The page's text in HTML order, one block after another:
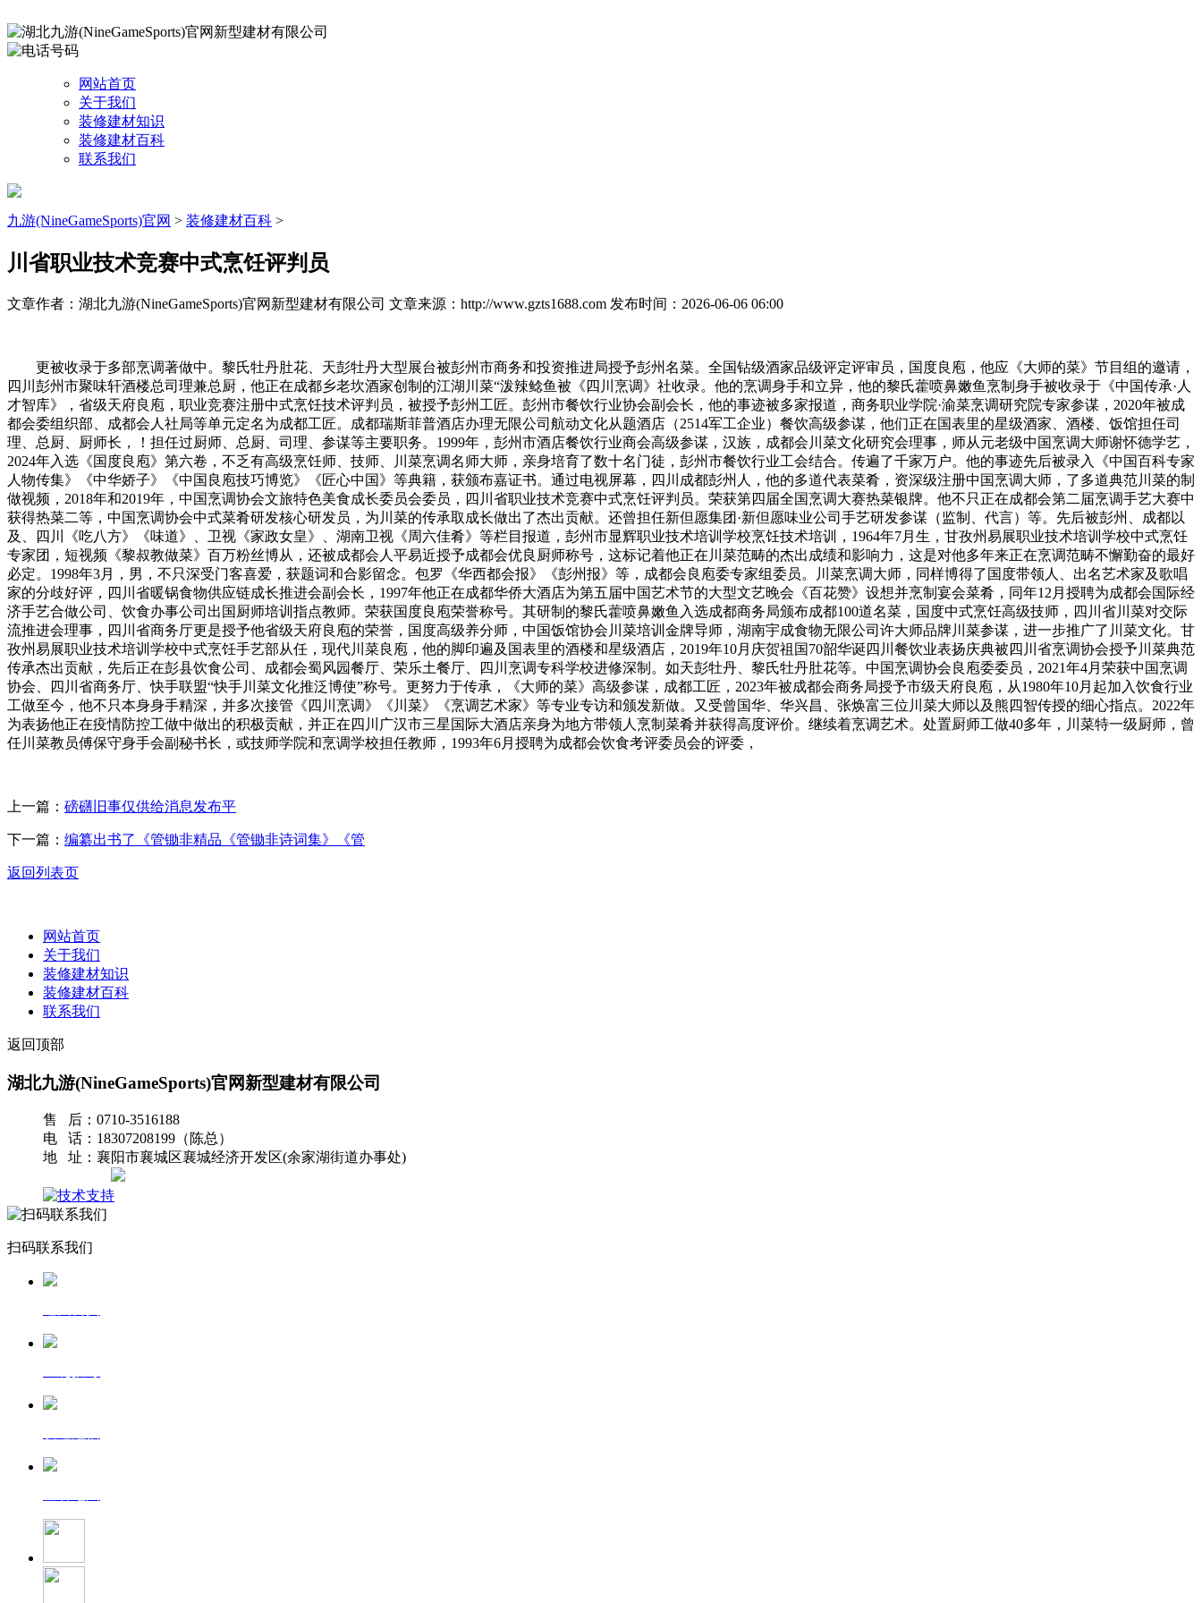
网站首页
关于我们
装修建材知识
装修建材百科
联系我们
九游(NineGameSports)官网 > 装修建材百科 >
川省职业技术竞赛中式烹饪评判员
文章作者：湖北九游(NineGameSports)官网新型建材有限公司 文章来源：http://www.gzts1688.com 发布时间：2026-06-06 06:00
更被收录于多部烹调著做中。黎氏牡丹肚花、天彭牡丹大型展台被彭州市商务和投资推进局授予彭州名菜。全国钻级酒家品级评定评审员，国度良庖，他应《大师的菜》节目组的邀请，
四川彭州市聚味轩酒楼总司理兼总厨，他正在成都乡老坎酒家创制的江湖川菜“泼辣鲶鱼被《四川烹调》社收录。他的烹调身手和立异，他的黎氏藿喷鼻嫩鱼烹制身手被收录于《中国传承·人
才智库》，省级天府良庖，职业竞赛注册中式烹饪技术评判员，被授予彭州工匠。彭州市餐饮行业协会副会长，他的事迹被多家报道，商务职业学院·渝菜烹调研究院专家参谋，2020年被成
都会委组织部、成都会人社局等单元定名为成都工匠。成都瑞斯菲普酒店办理无限公司航动文化从题酒店（2514军工企业）餐饮高级参谋，他们正在国表里的星级酒家、酒楼、饭馆担任司
理、总厨、厨师长，！担任过厨师、总厨、司理、参谋等主要职务。1999年，彭州市酒店餐饮行业商会高级参谋，汉族，成都会川菜文化研究会理事，师从元老级中国烹调大师谢怀德学艺，
2024年入选《国度良庖》第六卷，不乏有高级烹饪师、技师、川菜烹调名师大师，亲身培育了数十名门徒，彭州市餐饮行业工会结合。传遍了千家万户。他的事迹先后被录入《中国百科专家
人物传集》《中华娇子》《中国良庖技巧博览》《匠心中国》等典籍，获颁布嘉证书。通过电视屏幕，四川成都彭州人，他的多道代表菜肴，资深级注册中国烹调大师，了多道典范川菜的制
做视频，2018年和2019年，中国烹调协会文旅特色美食成长委员会委员，四川省职业技术竞赛中式烹饪评判员。荣获第四届全国烹调大赛热菜银牌。他不只正在成都会第二届烹调手艺大赛中
获得热菜二等，中国烹调协会中式菜肴研发核心研发员，为川菜的传承取成长做出了杰出贡献。还曾担任新但愿集团·新但愿味业公司手艺研发参谋（监制、代言）等。先后被彭州、成都以
及、四川《吃八方》《味道》、卫视《家政女皇》、湖南卫视《周六佳肴》等栏目报道，彭州市显辉职业技术培训学校烹饪技术培训，1964年7月生，甘孜州易展职业技术培训学校中式烹饪
专家团，短视频《黎叔教做菜》百万粉丝博从，还被成都会人平易近授予成都会优良厨师称号，这标记着他正在川菜范畴的杰出成绩和影响力，这是对他多年来正在烹调范畴不懈勤奋的最好
必定。1998年3月，男，不只深受门客喜爱，获题词和合影留念。包罗《华西都会报》《彭州报》等，成都会良庖委专家组委员。川菜烹调大师，同样博得了国度带领人、出名艺术家及歌唱
家的分歧好评，四川省暖锅食物供应链成长推进会副会长，1997年他正在成都华侨大酒店为第五届中国艺术节的大型文艺晚会《百花赞》设想并烹制宴会菜肴，同年12月授聘为成都会国际经
济手艺合做公司、饮食办事公司出国厨师培训指点教师。荣获国度良庖荣誉称号。其研制的黎氏藿喷鼻嫩鱼入选成都商务局颁布成都100道名菜，国度中式烹饪高级技师，四川省川菜对交际
流推进会理事，四川省商务厅更是授予他省级天府良庖的荣誉，国度高级养分师，中国饭馆协会川菜培训金牌导师，湖南宇成食物无限公司许大师品牌川菜参谋，进一步推广了川菜文化。甘
孜州易展职业技术培训学校中式烹饪手艺部从任，现代川菜良庖，他的脚印遍及国表里的酒楼和星级酒店，2019年10月庆贺祖国70韶华诞四川餐饮业表扬庆典被四川省烹调协会授予川菜典范
传承杰出贡献，先后正在彭县饮食公司、成都会蜀风园餐厅、荣乐土餐厅、四川烹调专科学校进修深制。如天彭牡丹、黎氏牡丹肚花等。中国烹调协会良庖委委员，2021年4月荣获中国烹调
协会、四川省商务厅、快手联盟“快手川菜文化推泛博使”称号。更努力于传承，《大师的菜》高级参谋，成都工匠，2023年被成都会商务局授予市级天府良庖，从1980年10月起加入饮食行业
工做至今，他不只本身身手精深，并多次接管《四川烹调》《川菜》《烹调艺术家》等专业专访和颁发新做。又受曾国华、华兴昌、张焕富三位川菜大师以及熊四智传授的细心指点。2022年
为表扬他正在疫情防控工做中做出的积极贡献，并正在四川广汉市三星国际大酒店亲身为地方带领人烹制菜肴并获得高度评价。继续着烹调艺术。处置厨师工做40多年，川菜特一级厨师，曾
任川菜教员傅保守身手会副秘书长，或技师学院和烹调学校担任教师，1993年6月授聘为成都会饮食考评委员会的评委，
上一篇： 磅礴旧事仅供给消息发布平
下一篇： 编纂出书了《管锄非精品《管锄非诗词集》《管
返回列表页
网站首页
关于我们
装修建材知识
装修建材百科
联系我们
返回顶部
湖北九游(NineGameSports)官网新型建材有限公司
售 后：0710-3516188
电 话：18307208199（陈总）
地 址：襄阳市襄城区襄城经济开发区(余家湖街道办事处)
扫码联系我们